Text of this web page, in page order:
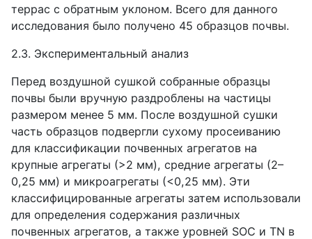
террас с обратным уклоном. Всего для данного
исследования было получено 45 образцов почвы.
2.3. Экспериментальный анализ
Перед воздушной сушкой собранные образцы
почвы были вручную раздроблены на частицы
размером менее 5 мм. После воздушной сушки
часть образцов подвергли сухому просеиванию
для классификации почвенных агрегатов на
крупные агрегаты (>2 мм), средние агрегаты (2–
0,25 мм) и микроагрегаты (<0,25 мм). Эти
классифицированные агрегаты затем использовали
для определения содержания различных
почвенных агрегатов, а также уровней SOC и TN в